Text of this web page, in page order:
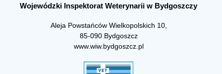
Wojewódzki Inspektorat Weterynarii w Bydgoszczy
Aleja Powstańców Wielkopolskich 10,
85-090 Bydgoszcz
www.wiw.bydgoszcz.pl